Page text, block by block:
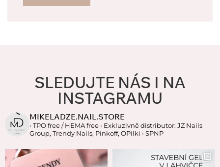
SLEDUJTE NÁS I NA
INSTAGRAMU
MIKELADZE.NAIL.STORE
• TPO free / HEMA free • Exkluzivně distributor: JZ Nails
Group, Trendy Nails, Pinkoff, OPilki • SPNP